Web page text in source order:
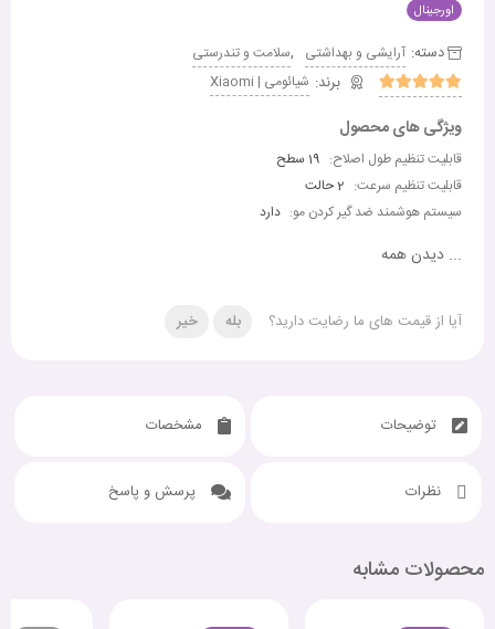
اورجینال
دسته: آرایشی و بهداشتی ,سلامت و تندرستی
شیائومی | Xiaomi
ویژگی های محصول
قابلیت تنظیم طول اصلاح:
قابلیت تنظیم سرعت:
سیستم هوشمند ضد گیر کردن مو: دارد
... دیدن همه
آیا از قیمت های ما رضایت دارید؟ بله خیر
توضیحات مشخصات
نظرات پرسش و پاسخ
محصولات مشابه